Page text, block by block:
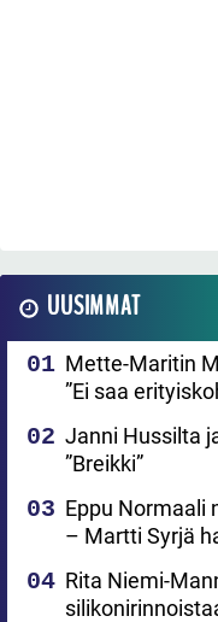
UUSIMMAT
Mette-Maritin
”Ei saa
Janni Hussilta
”Breikki”
Eppu Normaali
– Martti Syrjä
Rita Niemi-